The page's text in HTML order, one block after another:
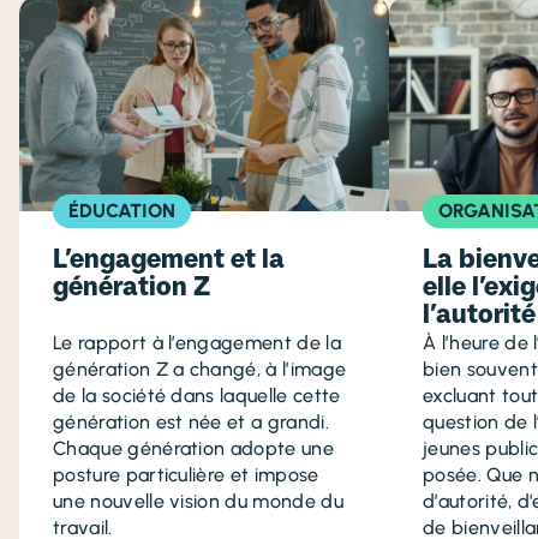
ÉDUCATION
L’engagement et la
génération Z
Le rapport à l’engagement de la
génération Z a changé, à l’image
de la société dans laquelle cette
génération est née et a grandi.
Chaque génération adopte une
posture particulière et impose
une nouvelle vision du monde du
travail.
La
elle
À l’heure de
bien
excluant
question de
jeunes
posée. Que
d’autorité,
de